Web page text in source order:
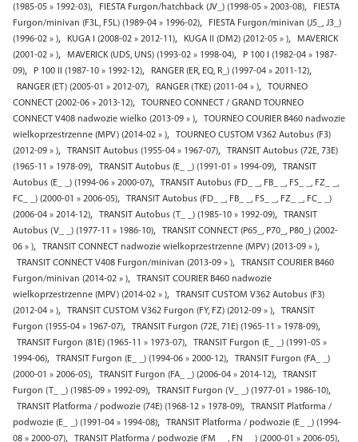
(1985-05 » 1992-03), FIESTA Furgon/hatchback (JV_) (1998-05 » 2003-08),
FIESTA
Furgon/minivan (F3L, F5L) (1989-04 » 1996-02),
FIESTA Furgon/minivan (J5_, J3_)
(1996-02 » ), KUGA I (2008-02 » 2012-11), KUGA II (DM2) (2012-05 » ),
MAVERICK
(2001-02 » ), MAVERICK (UDS, UNS) (1993-02 » 1998-04),
P 100 I (1982-04 » 1987-
09), P 100 II (1987-10 » 1992-12), RANGER (ER, EQ, R_) (1997-04 » 2011-12),
RANGER (ET) (2005-01 » 2012-07), RANGER (TKE) (2011-04 » ),
TOURNEO
CONNECT (2002-06 » 2013-12),
TOURNEO CONNECT / GRAND TOURNEO
CONNECT V408 nadwozie wielko (2013-09 » ),
TOURNEO COURIER B460 nadwozie
wielkoprzestrzenne (MPV) (2014-02 » ),
TOURNEO CUSTOM V362 Autobus (F3)
(2012-09 » ), TRANSIT Autobus (1955-04 » 1967-07),
TRANSIT Autobus (72E, 73E)
(1965-11 » 1978-09), TRANSIT Autobus (E_ _) (1991-01 » 1994-09),
TRANSIT
Autobus (E_ _) (1994-06 » 2000-07),
TRANSIT Autobus (FD_ _, FB_ _, FS_ _, FZ_ _,
FC_ _) (2000-01 » 2006-05),
TRANSIT Autobus (FD_ _, FB_ _, FS_ _, FZ_ _, FC_ _)
(2006-04 » 2014-12), TRANSIT Autobus (T_ _) (1985-10 » 1992-09),
TRANSIT
Autobus (V_ _) (1977-11 » 1986-10),
TRANSIT CONNECT (P65_, P70_, P80_) (2002-
06 » ), TRANSIT CONNECT nadwozie wielkoprzestrzenne (MPV) (2013-09 » ),
TRANSIT CONNECT V408 Furgon/minivan (2013-09 » ),
TRANSIT COURIER B460
Furgon/minivan (2014-02 » ),
TRANSIT COURIER B460 nadwozie
wielkoprzestrzenne (MPV) (2014-02 » ),
TRANSIT CUSTOM V362 Autobus (F3)
(2012-04 » ), TRANSIT CUSTOM V362 Furgon (FY, FZ) (2012-09 » ),
TRANSIT
Furgon (1955-04 » 1967-07), TRANSIT Furgon (72E, 71E) (1965-11 » 1978-09),
TRANSIT Furgon (81E) (1965-11 » 1973-07),
TRANSIT Furgon (E_ _) (1991-05 »
1994-06), TRANSIT Furgon (E_ _) (1994-06 » 2000-12),
TRANSIT Furgon (FA_ _)
(2000-01 » 2006-05), TRANSIT Furgon (FA_ _) (2006-04 » 2014-12),
TRANSIT
Furgon (T_ _) (1985-09 » 1992-09), TRANSIT Furgon (V_ _) (1977-01 » 1986-10),
TRANSIT Platforma / podwozie (74E) (1968-12 » 1978-09),
TRANSIT Platforma /
podwozie (E_ _) (1991-04 » 1994-08),
TRANSIT Platforma / podwozie (E_ _) (1994-
08 » 2000-07), TRANSIT Platforma / podwozie (FM_ _, FN_ _) (2000-01 » 2006-05),